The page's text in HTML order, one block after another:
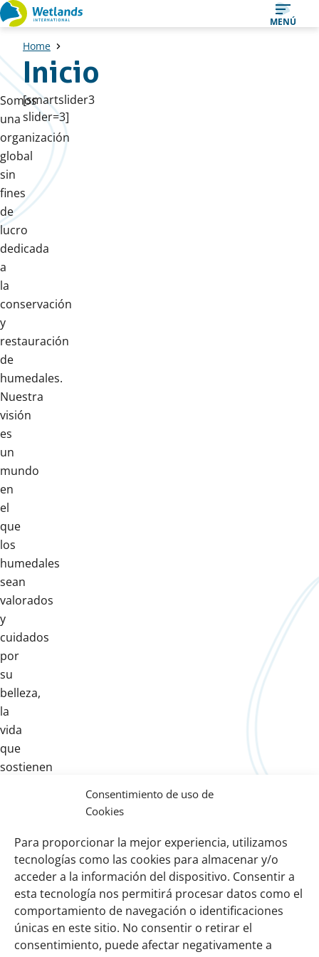
Consentimiento de uso de
Cookies
Para proporcionar la mejor experiencia, utilizamos
tecnologías como las cookies para almacenar y/o
acceder a la información del dispositivo. Consentir a
esta tecnología nos permitirá procesar datos como el
comportamiento de navegación o identificaciones
únicas en este sitio. No consentir o retirar el
consentimiento, puede afectar negativamente a
Ir
al
contenido
MENÚ
Home
Inicio
Somos
una
organización
global
sin
fines
de
lucro
dedicada
a
la
conservación
y
restauración
de
humedales.
Nuestra
visión
es
un
mundo
en
el
que
los
humedales
sean
valorados
y
cuidados
por
su
belleza,
la
vida
que
sostienen
que
proveen.
[smartslider3
slider=3]
Links
importantes
Sobre nosotros
Nuestra red